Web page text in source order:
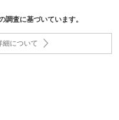
調査に基づいています。
細について